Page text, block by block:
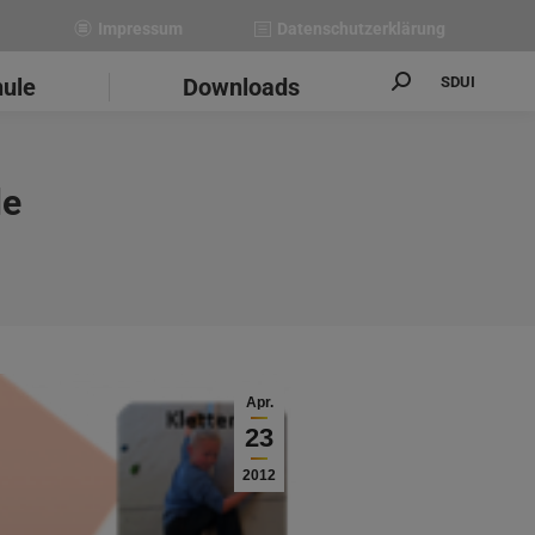
Downloads Search:SDUI
Apr.
23
2012